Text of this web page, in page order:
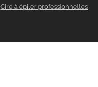
Cire à épiler professionnelles